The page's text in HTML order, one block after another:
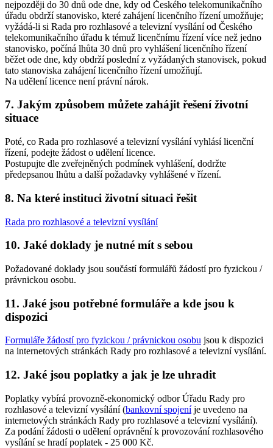
nejpozději do 30 dnů ode dne, kdy od Českého telekomunikačního
úřadu obdrží stanovisko, které zahájení licenčního řízení umožňuje;
vyžádá-li si Rada pro rozhlasové a televizní vysílání od Českého
telekomunikačního úřadu k témuž licenčnímu řízení více než jedno
stanovisko, počíná lhůta 30 dnů pro vyhlášení licenčního řízení
běžet ode dne, kdy obdrží poslední z vyžádaných stanovisek, pokud
tato stanoviska zahájení licenčního řízení umožňují.
Na udělení licence není právní nárok.
7. Jakým způsobem můžete zahájit řešení životní
situace
Poté, co Rada pro rozhlasové a televizní vysílání vyhlásí licenční
řízení, podejte žádost o udělení licence.
Postupujte dle zveřejněných podmínek vyhlášení, dodržte
předepsanou lhůtu a další požadavky vyhlášené v řízení.
8. Na které instituci životní situaci řešit
Rada pro rozhlasové a televizní vysílání
10. Jaké doklady je nutné mít s sebou
Požadované doklady jsou součástí formulářů žádostí pro fyzickou /
právnickou osobu.
11. Jaké jsou potřebné formuláře a kde jsou k
dispozici
Formuláře žádostí pro fyzickou / právnickou osobu jsou k dispozici
na internetových stránkách Rady pro rozhlasové a televizní vysílání.
12. Jaké jsou poplatky a jak je lze uhradit
Poplatky vybírá provozně-ekonomický odbor Úřadu Rady pro
rozhlasové a televizní vysílání (bankovní spojeníje uvedeno na
internetových stránkách Rady pro rozhlasové a televizní vysílání).
Za podání žádosti o udělení oprávnění k provozování rozhlasového
vysílání se hradí poplatek - 25 000 Kč.